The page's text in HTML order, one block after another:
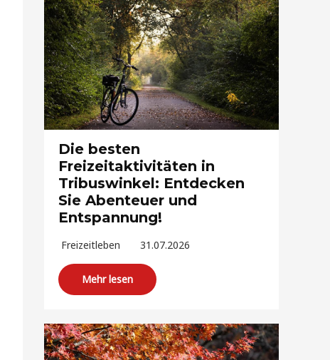
Die besten
Freizeitaktivitäten in
Tribuswinkel: Entdecken
Sie Abenteuer und
Entspannung!
Freizeitleben 31.07.2026
Mehr lesen